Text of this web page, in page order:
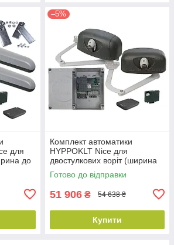
для
до
–5%
Комплект автоматики
HYPPOKLT Nice для
двостулкових воріт (ширина
до 6 м)
Готово до відправки
51 906 ₴ 54 638 ₴
Купити